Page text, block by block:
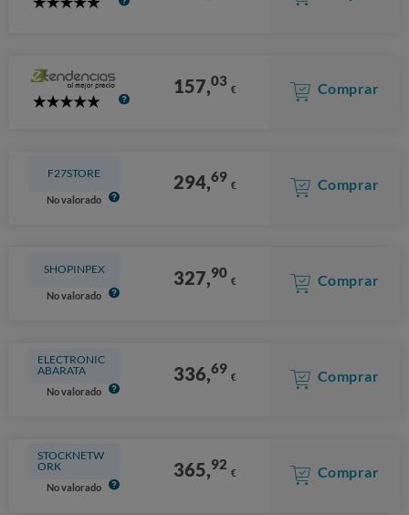
5
5
157,03 € Comprar
F27STORE
No valorado
294,69 € Comprar
SHOPINPEX
No valorado
327,90 € Comprar
ELECTRONIC
ABARATA
No valorado
336,69 € Comprar
STOCKNETW
ORK
No valorado
365,92 € Comprar